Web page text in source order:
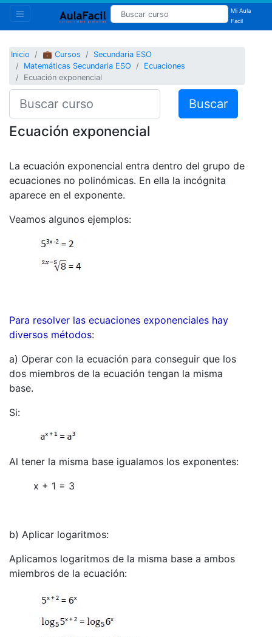
Mi Aula
Facil
Inicio 💼 Cursos
Secundaria ESO
Matemáticas Secundaria ESO
Ecuaciones
Ecuación exponencial
Buscar
Ecuación exponencial
La ecuación exponencial entra dentro del grupo de
ecuaciones no polinómicas. En ella la incógnita
aparece en el exponente.
Veamos algunos ejemplos:
Para resolver las ecuaciones exponenciales hay
diversos métodos:
a) Operar con la ecuación para conseguir que los
dos miembros de la ecuación tengan la misma
base.
Si:
Al tener la misma base igualamos los exponentes:
x + 1 = 3
b) Aplicar logaritmos:
Aplicamos logaritmos de la misma base a ambos
miembros de la ecuación: